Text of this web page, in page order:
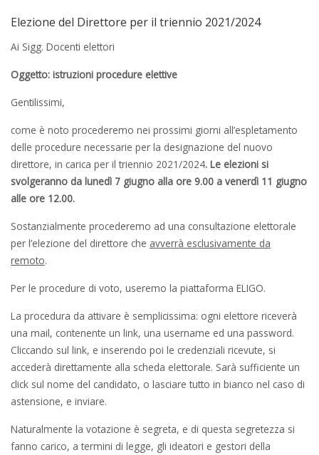
Elezione del Direttore per il triennio 2021/2024
Ai Sigg. Docenti elettori
Oggetto: istruzioni procedure elettive
Gentilissimi,
come è noto procederemo nei prossimi giorni all’espletamento
delle procedure necessarie per la designazione del nuovo
direttore, in carica per il triennio 2021/2024. Le elezioni si
svolgeranno da lunedì 7 giugno alla ore 9.00 a venerdì 11 giugno
alle ore 12.00.
Sostanzialmente procederemo ad una consultazione elettorale
per l’elezione del direttore che avverrà esclusivamente da
remoto.
Per le procedure di voto, useremo la piattaforma ELIGO.
La procedura da attivare è semplicissima: ogni elettore riceverà
una mail, contenente un link, una username ed una password.
Cliccando sul link, e inserendo poi le credenziali ricevute, si
accederà direttamente alla scheda elettorale. Sarà sufficiente un
click sul nome del candidato, o lasciare tutto in bianco nel caso di
astensione, e inviare.
Naturalmente la votazione è segreta, e di questa segretezza si
fanno carico, a termini di legge, gli ideatori e gestori della